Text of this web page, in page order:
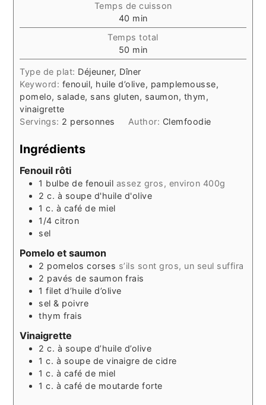
Temps de cuisson
40 minutes
min
Temps total
50 minutes
min
Type de plat: Déjeuner, Dîner
Keyword: fenouil, huile d’olive, pamplemousse,
pomelo, salade, sans gluten, saumon, thym,
vinaigrette
Servings: 2 personnes Author: Clemfoodie
Ingrédients
Fenouil rôti
1 bulbe de fenouil assez gros, environ 400g
2 c. à soupe d'huile d'olive
1 c. à café de miel
1/4 citron
sel
Pomelo et saumon
2 pomelos corses s’ils sont gros, un seul suffira
2 pavés de saumon frais
1 filet d’huile d’olive
sel & poivre
thym frais
Vinaigrette
2 c. à soupe d’huile d’olive
1 c. à soupe de vinaigre de cidre
1 c. à café de miel
1 c. à café de moutarde forte